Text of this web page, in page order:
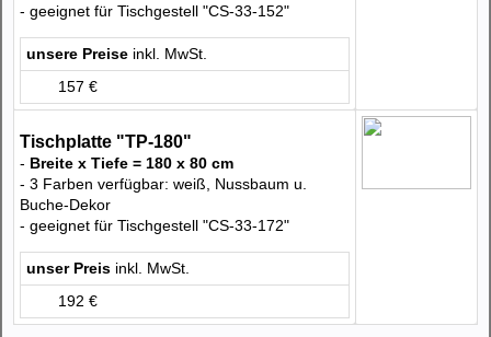
- geeignet für Tischgestell "CS-33-152"
unsere Preise inkl. MwSt.
157 €
Tischplatte "TP-180"
- Breite x Tiefe = 180 x 80 cm
- 3 Farben verfügbar: weiß, Nussbaum u.
Buche-Dekor
- geeignet für Tischgestell "CS-33-172"
unser Preis inkl. MwSt.
192 €